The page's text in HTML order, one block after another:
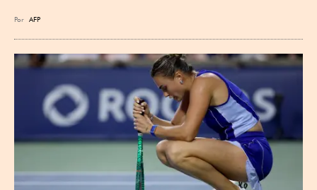
Por AFP